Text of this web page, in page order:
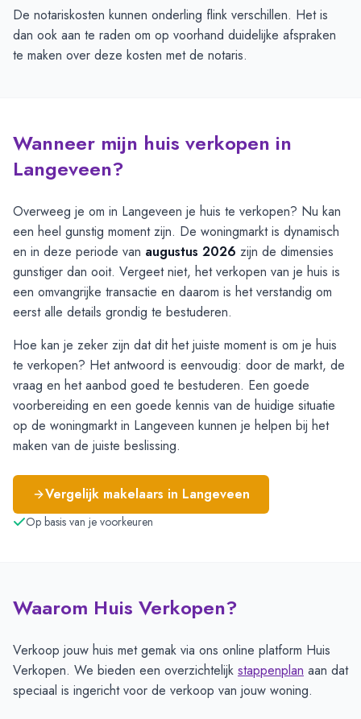
De notariskosten kunnen onderling flink verschillen. Het is
dan ook aan te raden om op voorhand duidelijke afspraken
te maken over deze kosten met de notaris.
Wanneer mijn huis verkopen in
Langeveen?
Overweeg je om in Langeveen je huis te verkopen? Nu kan
een heel gunstig moment zijn. De woningmarkt is dynamisch
en in deze periode van augustus 2026 zijn de dimensies
gunstiger dan ooit. Vergeet niet, het verkopen van je huis is
een omvangrijke transactie en daarom is het verstandig om
eerst alle details grondig te bestuderen.
Hoe kan je zeker zijn dat dit het juiste moment is om je huis
te verkopen? Het antwoord is eenvoudig: door de markt, de
vraag en het aanbod goed te bestuderen. Een goede
voorbereiding en een goede kennis van de huidige situatie
op de woningmarkt in Langeveen kunnen je helpen bij het
maken van de juiste beslissing.
Vergelijk makelaars in Langeveen
Op basis van je voorkeuren
Waarom Huis Verkopen?
Verkoop jouw huis met gemak via ons online platform Huis
Verkopen. We bieden een overzichtelijk stappenplan aan dat
speciaal is ingericht voor de verkoop van jouw woning.